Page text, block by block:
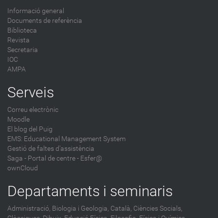
Informació general
Documents de referència
Biblioteca
Revista
Secretaria
IOC
AMPA
Serveis
Correu electrònic
Moodle
El blog del Puig
EMS: Educational Management System
Gestió de faltes d'assistència
Saga - Portal de centre - Esfer@
ownCloud
Departaments i seminaris
Administració, Biologia i Geologia, Català, Ciències Socials,